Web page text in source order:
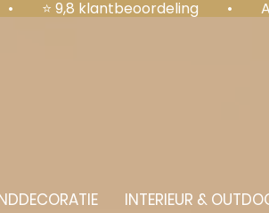
•  ⭐ 9,8 klantbeoordeling  •
INTERIEUR &